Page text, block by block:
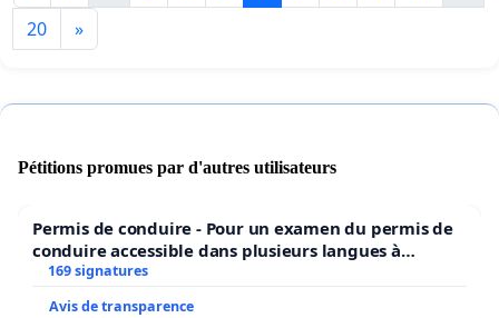
20
»
Pétitions promues par d'autres utilisateurs
Permis de conduire - Pour un examen du permis de
conduire accessible dans plusieurs langues à
Bruxelles
169 signatures
Avis de transparence